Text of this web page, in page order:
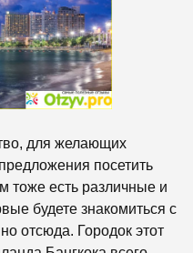
для желающих
посетить
тоже есть различные и
будете знакомиться с
отсюда. Городок этот